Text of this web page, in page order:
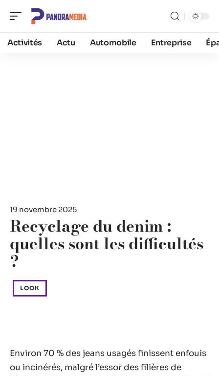
Activités Actu Automobile Entreprise
19 novembre 2025
Recyclage du denim :
quelles sont les difficultés
?
LOOK
Environ 70 % des jeans usagés finissent enfouis
ou incinérés, malgré l’essor des filières de